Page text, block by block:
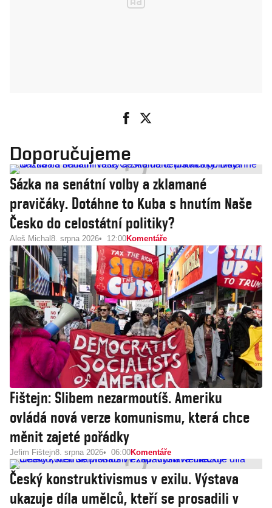
Doporučujeme
Sázka na senátní volby a zklamané
pravičáky. Dotáhne to Kuba s hnutím Naše
Česko do celostátní politiky?
Aleš Michal 8. srpna 2026 12:00Komentáře
Fištejn: Slibem nezarmoutíš. Ameriku
ovládá nová verze komunismu, která chce
měnit zajeté pořádky
Jefim Fištejn8. srpna 2026 06:00Komentáře
Český konstruktivismus v exilu. Výstava
ukazuje díla umělců, kteří se prosadili v